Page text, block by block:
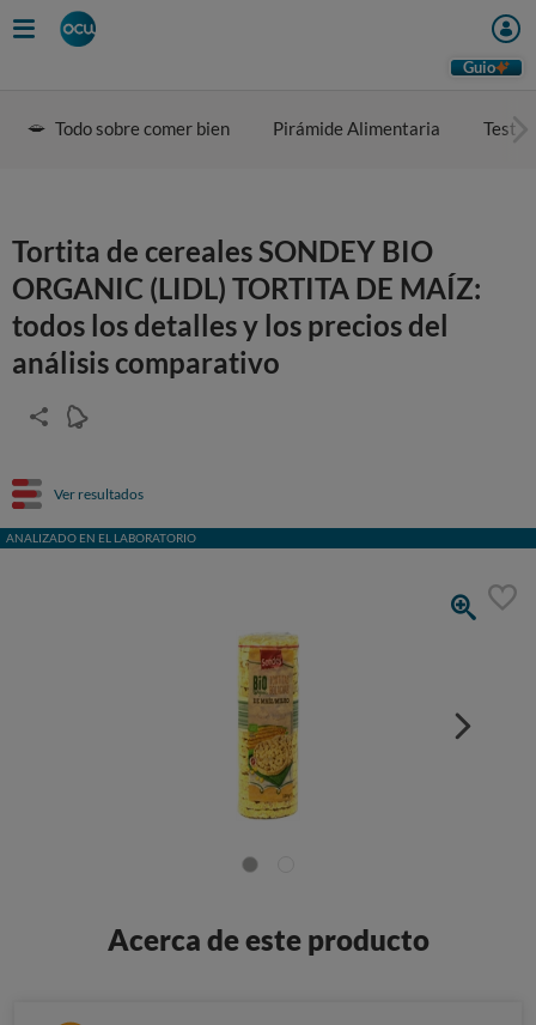
Guio
Todo sobre comer bien Pirámide Alimentaria Test
Tortita de cereales SONDEY BIO
ORGANIC (LIDL) TORTITA DE MAÍZ:
todos los detalles y los precios del
análisis comparativo
Ver resultados
ANALIZADO EN EL LABORATORIO
Acerca de este producto